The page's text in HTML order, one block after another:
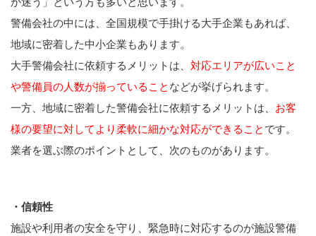
警備会社の中には、全国規模で手掛ける大手企業もあれば、
地域に密着した中小企業もあります。
大手警備会社に依頼するメリットは、 対応エリアが広いこと
や警備員の人数が揃っていること などが挙げられます。
一方、地域に密着した警備会社に依頼するメリットは、 お客
様の要望に対してより柔軟に細かな対応ができること です。
業者を選ぶ際のポイントとして、次のものがあります。
・信頼性
施設や利用者の安全を守り、緊急時に対応するのが施設警備